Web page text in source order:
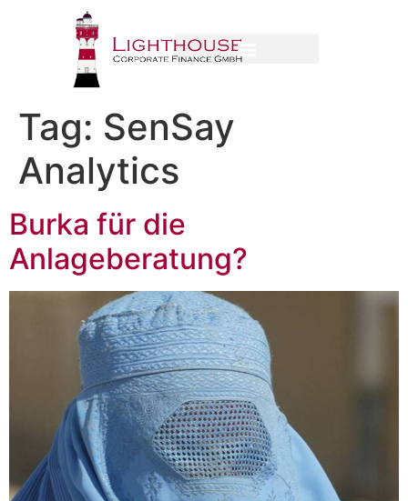
Tag: SenSay
Analytics
Burka für die
Anlageberatung?